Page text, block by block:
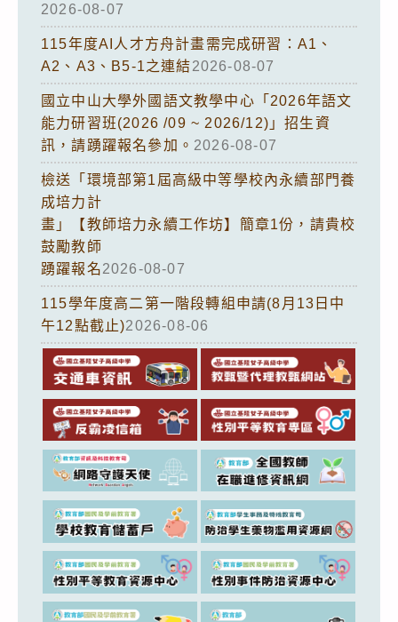
2026-08-07
115年度AI人才方舟計畫需完成研習：A1、
A2、A3、B5-1之連結2026-08-07
國立中山大學外國語文教學中心「2026年語文
能力研習班(2026 /09 ~ 2026/12)」招生資
訊，請踴躍報名參加。 2026-08-07
檢送「環境部第1屆高級中等學校內永續部門養
成培力計
畫」【教師培力永續工作坊】簡章1份，請貴校
鼓勵教師
踴躍報名2026-08-07
115學年度高二第一階段轉組申請(8月13日中
午12點截止)2026-08-06